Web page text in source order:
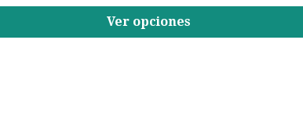
Ver opciones